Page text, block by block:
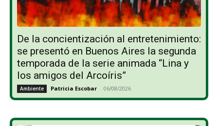
De la concientización al entretenimiento:
se presentó en Buenos Aires la segunda
temporada de la serie animada “Lina y
los amigos del Arcoíris”
Ambiente Patricia Escobar - 06/08/2026